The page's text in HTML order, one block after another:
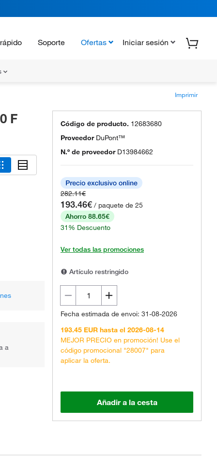
Soporte Ofertas Iniciar sesión
Imprimir
F
a
Código de producto. 12683680
Proveedor DuPont™
N.º de proveedor D13984662
282.11€
193.46€ / paquete de 25
Ahorro 88.65€
31% Descuento
Ver todas las promociones
Artículo restringido
Fecha estimada de envoi: 31-08-2026
193.45 EUR hasta el 2026-08-14
MEJOR PRECIO en promoción! Use el
código promocional "28007" para
aplicar la oferta.
Añadir a la cesta